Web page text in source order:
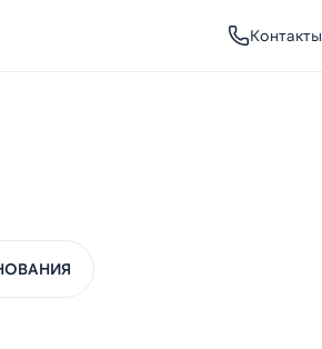
Контакты